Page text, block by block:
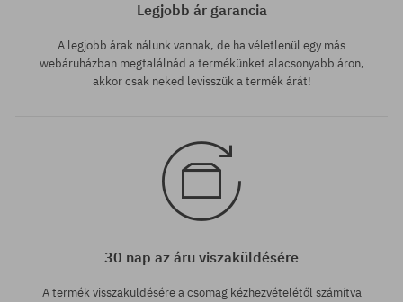
Legjobb ár garancia
A legjobb árak nálunk vannak, de ha véletlenül egy más
webáruházban megtalálnád a termékünket alacsonyabb áron,
akkor csak neked levisszük a termék árát!
30 nap az áru viszaküldésére
A termék visszaküldésére a csomag kézhezvételétől számítva